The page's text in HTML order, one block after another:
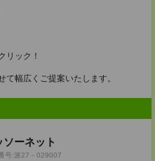
リック！
幅広くご提案いたします。
ーネット
号:派27－029007